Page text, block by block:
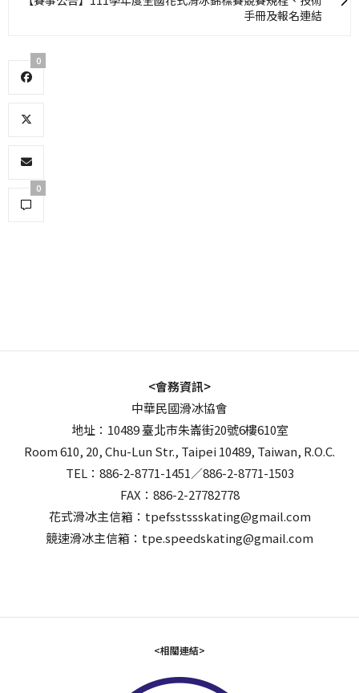
手冊及報名連結
0
0
<會務資訊>
中華民國滑冰協會
地址：10489 臺北市朱崙街20號6樓610室
Room 610, 20, Chu-Lun Str., Taipei 10489, Taiwan, R.O.C.
TEL：886-2-8771-1451／886-2-8771-1503
FAX：886-2-27782778
花式滑冰主信箱：tpefsstssskating@gmail.com
競速滑冰主信箱：tpe.speedskating@gmail.com
<相關連結>